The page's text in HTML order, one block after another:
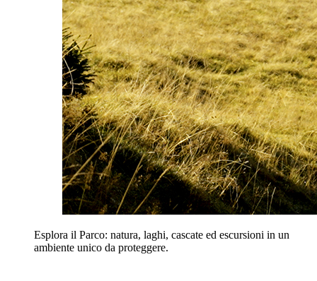
Esplora il Parco: natura, laghi, cascate ed escursioni in un
ambiente unico da proteggere.